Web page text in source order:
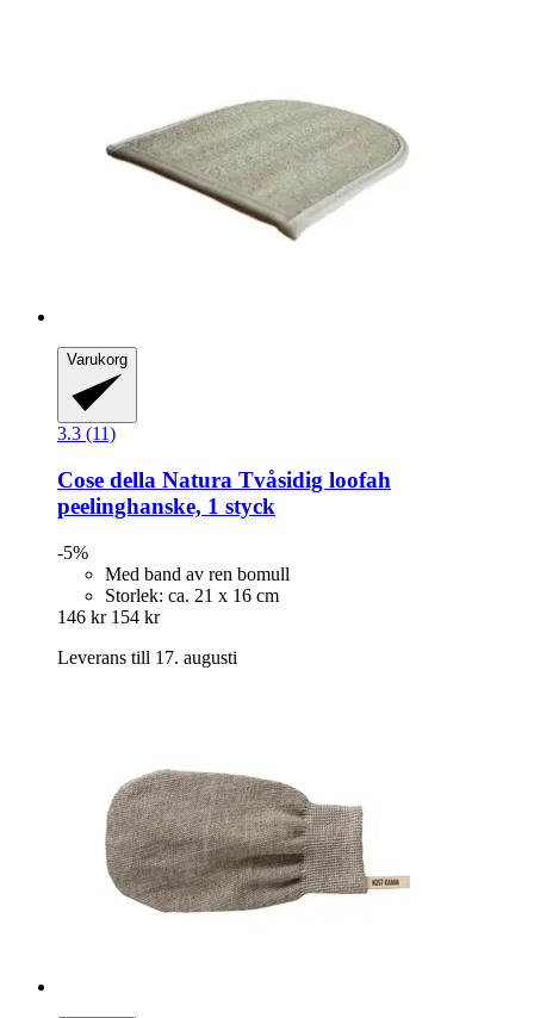
Varukorg
3.3 (11)
Cose della Natura Tvåsidig loofah
peelinghanske, 1 styck
-5%
Med band av ren bomull
Storlek: ca. 21 x 16 cm
146 kr 154 kr
Leverans till 17. augusti